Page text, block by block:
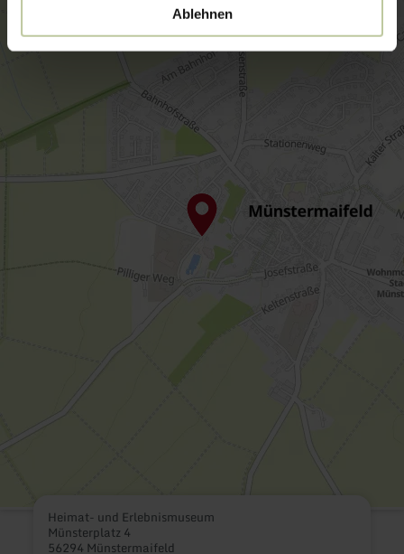
Ablehnen
Heimat- und Erlebnismuseum
Münsterplatz 4
56294 Münstermaifeld